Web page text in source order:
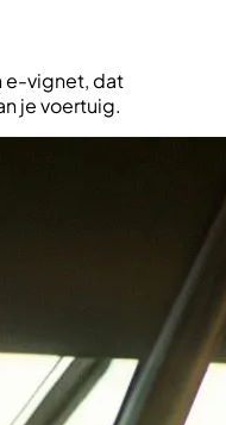
e-vignet, dat
je voertuig.